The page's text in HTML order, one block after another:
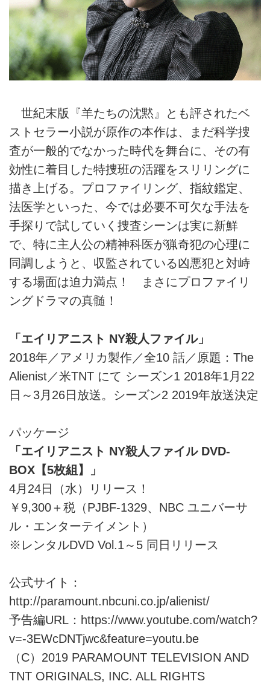
世紀末版『羊たちの沈黙』とも評されたベ
ストセラー小説が原作の本作は、まだ科学捜
査が一般的でなかった時代を舞台に、その有
効性に着目した特捜班の活躍をスリリングに
描き上げる。プロファイリング、指紋鑑定、
法医学といった、今では必要不可欠な手法を
手探りで試していく捜査シーンは実に新鮮
で、特に主人公の精神科医が猟奇犯の心理に
同調しようと、収監されている凶悪犯と対峙
する場面は迫力満点！ まさにプロファイリ
ングドラマの真髄！
「エイリアニスト NY殺人ファイル」
2018年／アメリカ製作／全10 話／原題：The
Alienist／米TNT にて シーズン1 2018年1月22
日～3月26日放送。シーズン2 2019年放送決定
パッケージ
「エイリアニスト NY殺人ファイル DVD-
BOX【5枚組】」
4月24日（水）リリース！
￥9,300＋税（PJBF-1329、NBC ユニバーサ
ル・エンターテイメント）
※レンタルDVD Vol.1～5 同日リリース
公式サイト：
http://paramount.nbcuni.co.jp/alienist/
予告編URL： https://www.youtube.com/watch?
v=-3EWcDNTjwc&feature=youtu.be
（C）2019 PARAMOUNT TELEVISION AND
TNT ORIGINALS, INC. ALL RIGHTS